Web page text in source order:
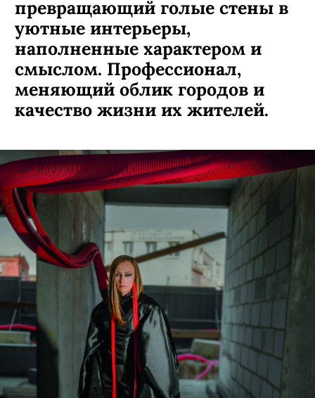
превращающий голые стены в
уютные интерьеры,
наполненные характером и
смыслом. Профессионал,
меняющий облик городов и
качество жизни их жителей.